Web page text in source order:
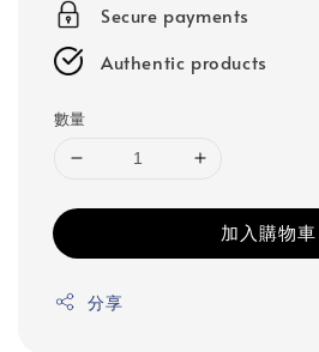
Secure payments
Authentic products
數量
加入購物車
分享